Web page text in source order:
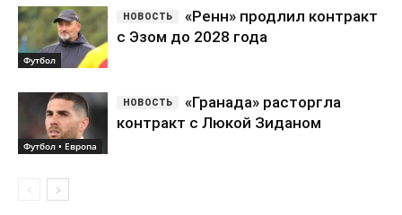
Футбол
«Ренн» продлил контракт
с Эзом до 2028 года
Футбол • Европа
«Гранада» расторгла
контракт с Люкой Зиданом